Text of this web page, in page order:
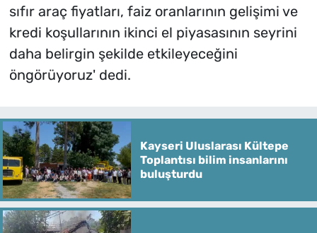
sıfır araç fiyatları, faiz oranlarının gelişimi ve
kredi koşullarının ikinci el piyasasının seyrini
daha belirgin şekilde etkileyeceğini
öngörüyoruz' dedi.
Kayseri Uluslarası Kültepe
Toplantısı bilim insanlarını
buluşturdu